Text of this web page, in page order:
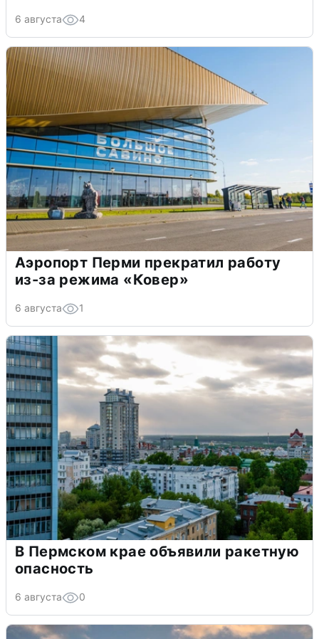
6 августа 4
Аэропорт Перми прекратил работу
из-за режима «Ковер»
6 августа 1
В Пермском крае объявили ракетную
опасность
6 августа 0